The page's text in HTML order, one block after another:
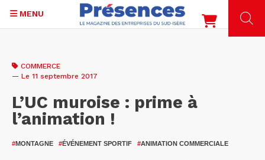
contenu
MENU
COMMERCE
— Le 11 septembre 2017
L’UC muroise : prime à
l’animation !
#MONTAGNE #ÉVÉNEMENT SPORTIF #ANIMATION COMMERCIALE